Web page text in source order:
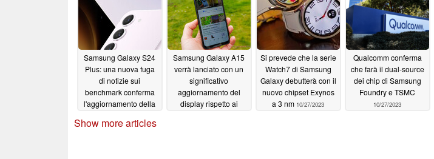
Samsung Galaxy S24
Plus: una nuova fuga
di notizie sui
benchmark conferma
l'aggiornamento della
10/28/2023
Samsung Galaxy A15
verrà lanciato con un
significativo
aggiornamento del
display rispetto ai
Si prevede che la serie
Watch7 di Samsung
Galaxy debutterà con il
nuovo chipset Exynos
a 3 nm 10/27/2023
Qualcomm conferma
che farà il dual-source
dei chip di Samsung
Foundry e TSMC
10/27/2023
Show more articles